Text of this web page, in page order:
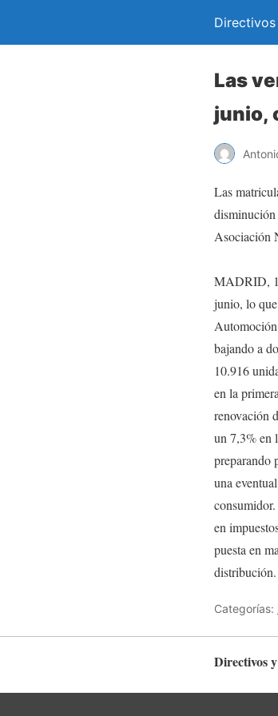
Las
junio,
Las
Asociación
MADRID,
junio, lo
bajando a
10.916
en la
renovación
un 7,3% en
preparando
una
en
puesta en
distribución.
Categorías:
Directivos